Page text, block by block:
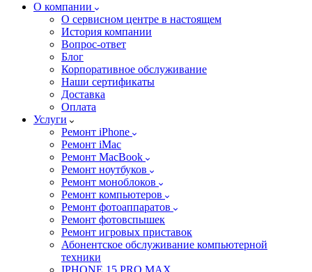
О компании
О сервисном центре в настоящем
История компании
Вопрос-ответ
Блог
Корпоративное обслуживание
Наши сертификаты
Доставка
Оплата
Услуги
Ремонт iPhone
Ремонт iMac
Ремонт MacBook
Ремонт ноутбуков
Ремонт моноблоков
Ремонт компьютеров
Ремонт фотоаппаратов
Ремонт фотовспышек
Ремонт игровых приставок
Абонентское обслуживание компьютерной
техники
IPHONE 15 PRO MAX